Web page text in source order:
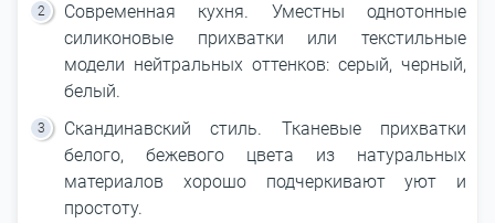
Современная кухня. Уместны однотонные
силиконовые прихватки или текстильные
модели нейтральных оттенков: серый, черный,
белый.
Скандинавский стиль. Тканевые прихватки
белого, бежевого цвета из натуральных
материалов хорошо подчеркивают уют и
простоту.